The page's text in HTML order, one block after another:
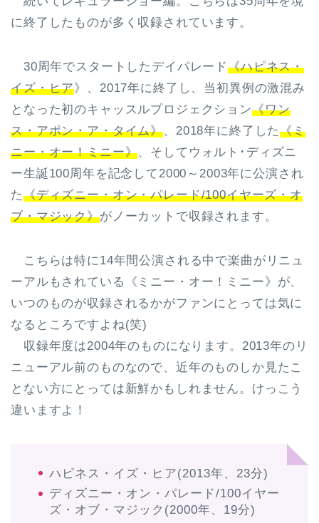
に終了したものが多く収録されています。
30周年でスタートしたデイパレード《ハピネス・
イズ・ヒア》、2017年に終了し、当初異例の激混み
となった初のキャッスルプロジェクション《ワン
ス・アポン・ア・タイム》、2018年に終了した《ミ
ニー・オー！ミニー》、そしてウォルト･ディズニ
ー生誕100周年を記念して2000～2003年に公演され
た《ディズニー・オン・パレード/100イヤーズ・オ
ブ・マジック》がノーカットで収録されます。
こちらは特に14年間公演される中で楽曲がリニュ
ーアルもされている《ミニー・オー！ミニー》が、
いつのものが収録されるかがファンにとっては気に
なるところですよね(笑)
収録年度は2004年のものになります。2013年のリ
ニューアル前のものなので、近年のものしか見たこ
とない方にとっては新鮮かもしれません。けっこう
違いますよ！
ハピネス・イズ・ヒア(2013年、23分)
ディズニー・オン・パレード/100イヤー
ズ・オブ・マジック(2000年、19分)